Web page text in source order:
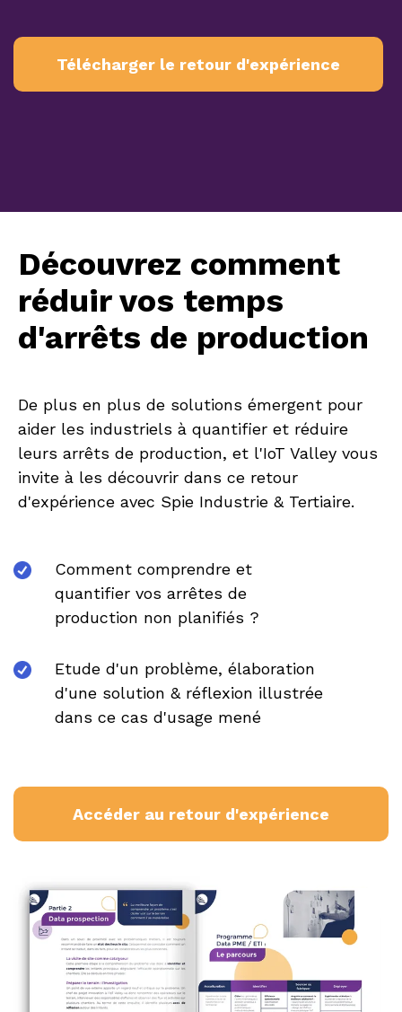
Télécharger le retour d'expérience
Découvrez comment
réduir vos temps
d'arrêts de production
De plus en plus de solutions émergent pour
aider les industriels à quantifier et réduire
leurs arrêts de production, et l'IoT Valley vous
invite à les découvrir dans ce retour
d'expérience avec Spie Industrie & Tertiaire.
Comment comprendre et
quantifier vos arrêtes de
production non planifiés ?
Etude d'un problème, élaboration
d'une solution & réflexion illustrée
dans ce cas d'usage mené
Accéder au retour d'expérience